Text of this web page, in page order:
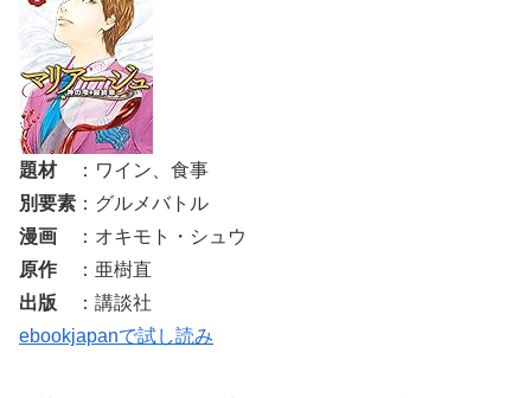
題材
：ワイン、食事
別要素 ：グルメバトル
漫画
：オキモト・シュウ
原作
：亜樹直
出版
：講談社
ebookjapanで試し読み